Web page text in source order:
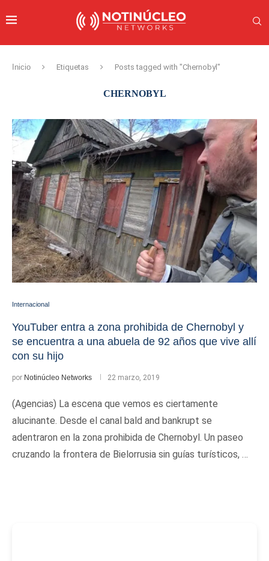
Inicio Etiquetas Posts tagged with "Chernobyl"
CHERNOBYL
Internacional
YouTuber entra a zona prohibida de Chernobyl y
se encuentra a una abuela de 92 años que vive allí
con su hijo
por Notinúcleo Networks 22 marzo, 2019
(Agencias) La escena que vemos es ciertamente
alucinante. Desde el canal bald and bankrupt se
adentraron en la zona prohibida de Chernobyl. Un paseo
cruzando la frontera de Bielorrusia sin guías turísticos, …